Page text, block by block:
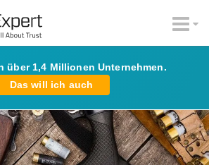
über 1,4 Millionen Unternehmen.
Das will ich auch